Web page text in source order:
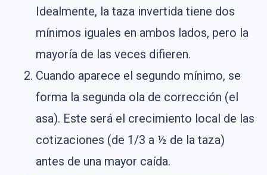
Idealmente, la taza invertida tiene dos
mínimos iguales en ambos lados, pero la
mayoría de las veces difieren.
Cuando aparece el segundo mínimo, se
forma la segunda ola de corrección (el
asa). Este será el crecimiento local de las
cotizaciones (de 1/3 a ½ de la taza)
antes de una mayor caída.